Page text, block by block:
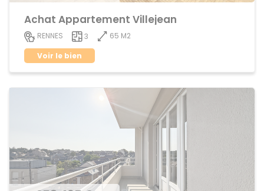
Achat Appartement Villejean
RENNES 3
65 M2
Voir le bien